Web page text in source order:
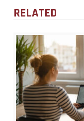
RELATED